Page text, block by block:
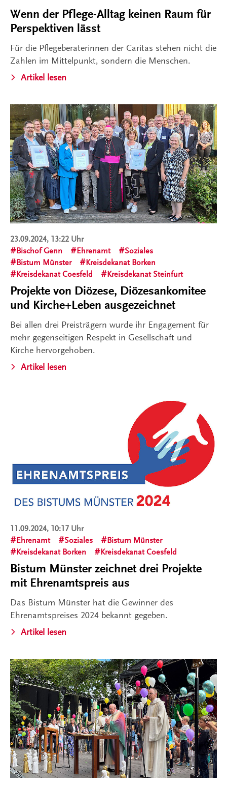
Wenn der Pflege-Alltag keinen Raum für
Perspektiven lässt
Für die Pflegeberaterinnen der Caritas stehen nicht die
Zahlen im Mittelpunkt, sondern die Menschen.
Artikel lesen
23.09.2024, 13:22 Uhr
Bischof Genn
Ehrenamt
Soziales
Bistum Münster
Kreisdekanat Borken
Kreisdekanat Coesfeld
Kreisdekanat Steinfurt
Projekte von Diözese, Diözesankomitee
und Kirche+Leben ausgezeichnet
Bei allen drei Preisträgern wurde ihr Engagement für
mehr gegenseitigen Respekt in Gesellschaft und
Kirche hervorgehoben.
Artikel lesen
11.09.2024, 10:17 Uhr
Ehrenamt
Soziales
Bistum Münster
Kreisdekanat Borken
Kreisdekanat Coesfeld
Bistum Münster zeichnet drei Projekte
mit Ehrenamtspreis aus
Das Bistum Münster hat die Gewinner des
Ehrenamtspreises 2024 bekannt gegeben.
Artikel lesen